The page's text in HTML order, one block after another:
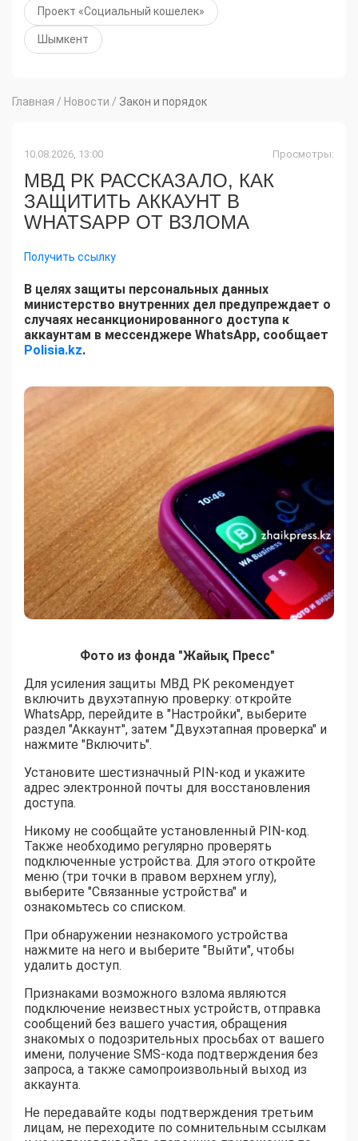
Проект «Социальный кошелек»
Шымкент
Главная / Новости / Закон и порядок
10.08.2026, 13:00 Просмотры:
МВД РК РАССКАЗАЛО, КАК
ЗАЩИТИТЬ АККАУНТ В
WHATSAPP ОТ ВЗЛОМА
Получить ссылку
В целях защиты персональных данных
министерство внутренних дел предупреждает о
случаях несанкционированного доступа к
аккаунтам в мессенджере WhatsApp, сообщает
Polisia.kz.
Фото из фонда "Жайық Пресс"
Для усиления защиты МВД РК рекомендует
включить двухэтапную проверку: откройте
WhatsApp, перейдите в "Настройки", выберите
раздел "Аккаунт", затем "Двухэтапная проверка" и
нажмите "Включить".
Установите шестизначный PIN-код и укажите
адрес электронной почты для восстановления
доступа.
Никому не сообщайте установленный PIN-код.
Также необходимо регулярно проверять
подключенные устройства. Для этого откройте
меню (три точки в правом верхнем углу),
выберите "Связанные устройства" и
ознакомьтесь со списком.
При обнаружении незнакомого устройства
нажмите на него и выберите "Выйти", чтобы
удалить доступ.
Признаками возможного взлома являются
подключение неизвестных устройств, отправка
сообщений без вашего участия, обращения
знакомых о подозрительных просьбах от вашего
имени, получение SMS-кода подтверждения без
запроса, а также самопроизвольный выход из
аккаунта.
Не передавайте коды подтверждения третьим
лицам, не переходите по сомнительным ссылкам